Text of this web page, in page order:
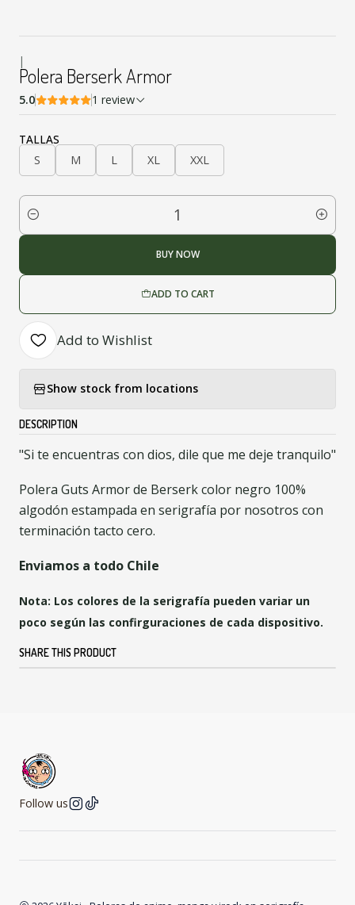
|
Polera Berserk Armor
5.0 1 review
TALLAS
S
M L XL XXL
Quantity
ADD TO CART
BUY NOW
Add to Wishlist
Show stock from locations
DESCRIPTION
"Si te encuentras con dios, dile que me deje tranquilo"
Polera Guts Armor de Berserk color negro 100%
algodón estampada en serigrafía por nosotros con
terminación tacto cero.
Enviamos a todo Chile
Nota: Los colores de la serigrafía pueden variar un
poco según las confirguraciones de cada dispositivo.
SHARE THIS PRODUCT
Follow us